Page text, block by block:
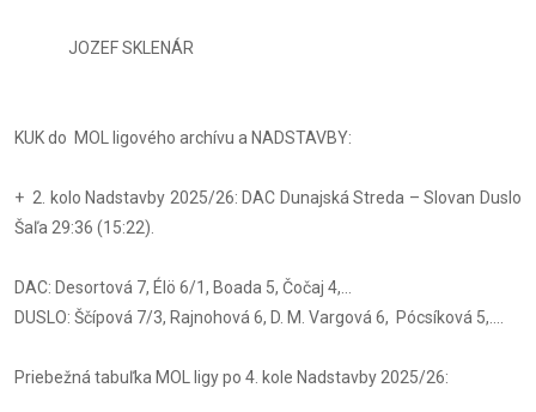
JOZEF SKLENÁR
KUK do MOL ligového archívu a NADSTAVBY:
+ 2. kolo Nadstavby 2025/26: DAC Dunajská Streda – Slovan Duslo
Šaľa 29:36 (15:22).
DAC: Desortová 7, Élö 6/1, Boada 5, Čočaj 4,...
DUSLO: Ščípová 7/3, Rajnohová 6, D. M. Vargová 6, Pócsíková 5,....
Priebežná tabuľka MOL ligy po 4. kole Nadstavby 2025/26: